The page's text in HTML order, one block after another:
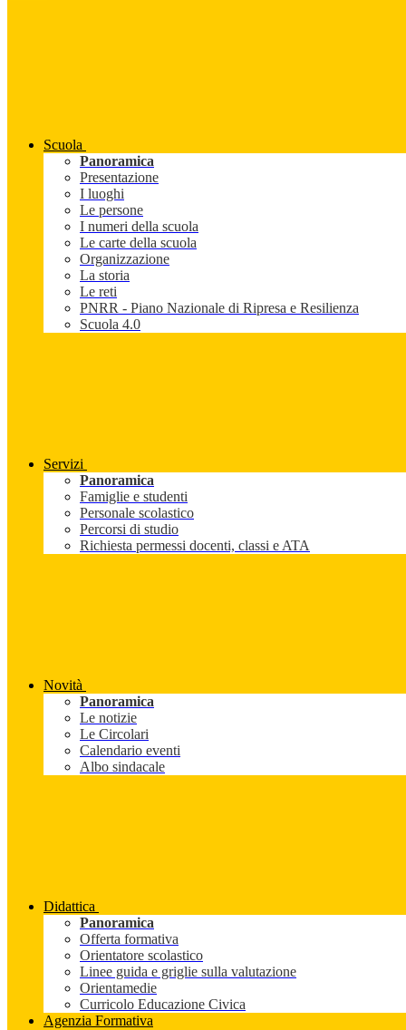
Scuola
Panoramica
Presentazione
I luoghi
Le persone
I numeri della scuola
Le carte della scuola
Organizzazione
La storia
Le reti
PNRR - Piano Nazionale di Ripresa e Resilienza
Scuola 4.0
Servizi
Panoramica
Famiglie e studenti
Personale scolastico
Percorsi di studio
Richiesta permessi docenti, classi e ATA
Novità
Panoramica
Le notizie
Le Circolari
Calendario eventi
Albo sindacale
Didattica
Panoramica
Offerta formativa
Orientatore scolastico
Linee guida e griglie sulla valutazione
Orientamedie
Curricolo Educazione Civica
Agenzia Formativa